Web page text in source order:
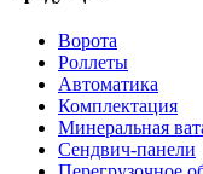
Ворота
Роллеты
Автоматика
Комплектация
Минеральная
Сендвич-панели